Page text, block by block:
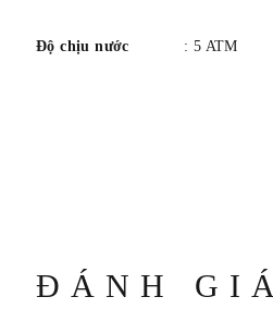
Độ chịu nước : 5 ATM
ĐÁNH GIÁ